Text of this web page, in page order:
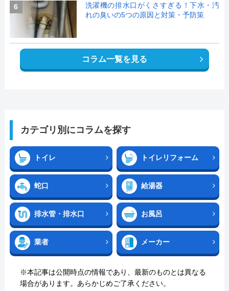
6
洗濯機の排水口がくさすぎる！下水・汚
れの臭いの5つの原因と対策・予防策
コラム一覧を見る
カテゴリ別にコラムを探す
トイレ トイレリフォーム
蛇口 給湯器
排水管・排水口 お風呂
業者 メーカー
※本記事は公開時点の情報であり、最新のものとは異なる
場合があります。あらかじめご了承ください。